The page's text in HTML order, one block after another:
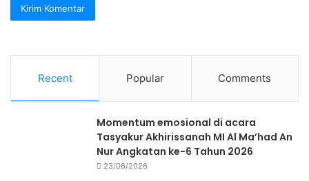
Recent Popular Comments
Momentum emosional di acara
Tasyakur Akhirissanah MI Al Ma’had An
Nur Angkatan ke-6 Tahun 2026
23/06/2026